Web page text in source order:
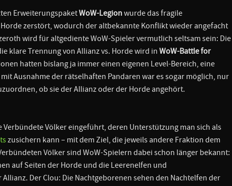
ErweiterungspaketWoW-Legionwurde das fragile
zerstört, wodurch der altbekannte Konflikt wieder angefacht
wird für altgediente WoW-Spieler vermutlich seltsam sein: Die
klare Trennung von Allianz vs. Horde wird in WoW-Battle for
hatten bislang ja immer einen eigenen Level-Bereich, eine
Ausnahme der rätselhaften Pandaren war es sogar möglich, nur
ob sie der Allianz oder der Horde angehört.
Völker eingeführt, deren Unterstützung man sich als
zusichern kann – mit dem Ziel, die jeweils andere Fraktion dem
Völker sind WoW-Spielern dabei schon länger bekannt:
auf Seiten der Horde und die Leerenelfen und
Der Clou: Die Nachtgeborenen sehen den Nachtelfen der